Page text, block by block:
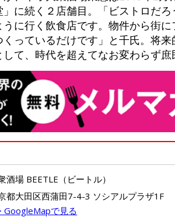
」に続く２店舗目。「ビストロだ
うに行く飲食店です。物件から街
くっているだけです」と千氏。将
て、時代を超えてなお変わらず
酒場 BEETLE（ビートル）
都大田区西蒲田7-4-3 ソシアルプラザ1F
GoogleMapで見る